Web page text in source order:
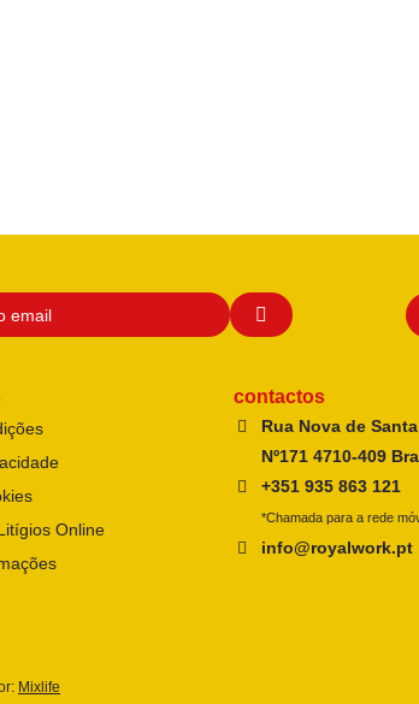
Online
contactos
Rua Nova de
Nº171 4710-409
+351 935 863 121
*Chamada para a rede
info@royalwork.pt
Mixlife